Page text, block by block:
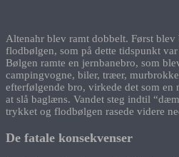
Altenahr blev ramt dobbelt. Først
flodbølgen, som på dette tidspunkt
Bølgen ramte en jernbanebro, som
campingvogne, biler, træer,
efterfølgende bro, virkede det som
at slå baglæns. Vandet steg indtil
trykket og flodbølgen rasede videre
De fatale konsekvenser